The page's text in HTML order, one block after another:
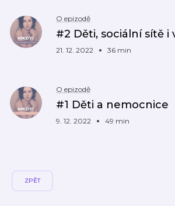
O epizodě
#2 Děti, sociální sítě i
21. 12. 2022 36 min
O epizodě
#1 Děti a nemocnice
9. 12. 2022 49 min
ZPĚT